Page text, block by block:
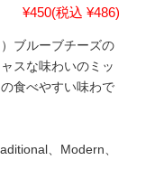
¥450(税込 ¥486)
ブルーブチーズの
スな味わいのミッ
食べやすい味わで
、Modern、